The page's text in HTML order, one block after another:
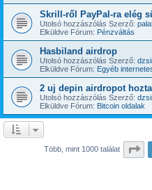
Skrill-ről PayPal-ra elég
Utolsó hozzászólás Szerző:
Elküldve Fórum: Pénzváltás
Hasbiland airdrop
Utolsó hozzászólás Szerző:
Elküldve Fórum: Egyéb
2 uj depin airdropot
Utolsó hozzászólás Szerző:
Elküldve Fórum: Bitcoin oldalak
Több, mint 1000 találat